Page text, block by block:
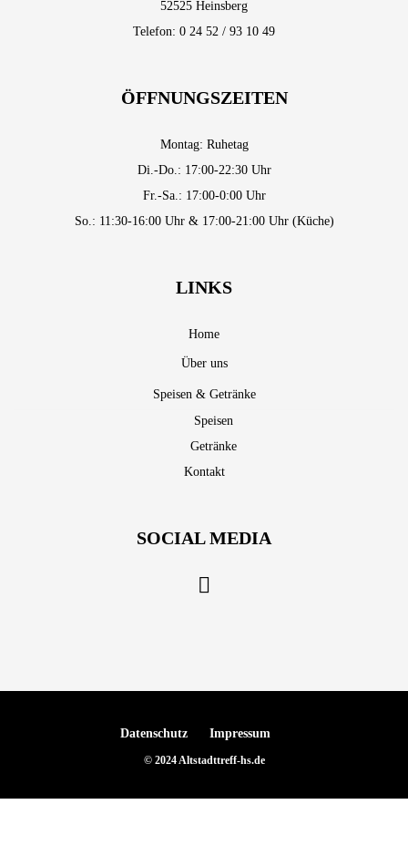
52525 Heinsberg
Telefon: 0 24 52 / 93 10 49
ÖFFNUNGSZEITEN
Montag: Ruhetag
Di.-Do.: 17:00-22:30 Uhr
Fr.-Sa.: 17:00-0:00 Uhr
So.: 11:30-16:00 Uhr & 17:00-21:00 Uhr (Küche)
LINKS
Home
Über uns
Speisen & Getränke
Speisen
Getränke
Kontakt
SOCIAL MEDIA
Datenschutz Impressum
© 2024 Altstadttreff-hs.de